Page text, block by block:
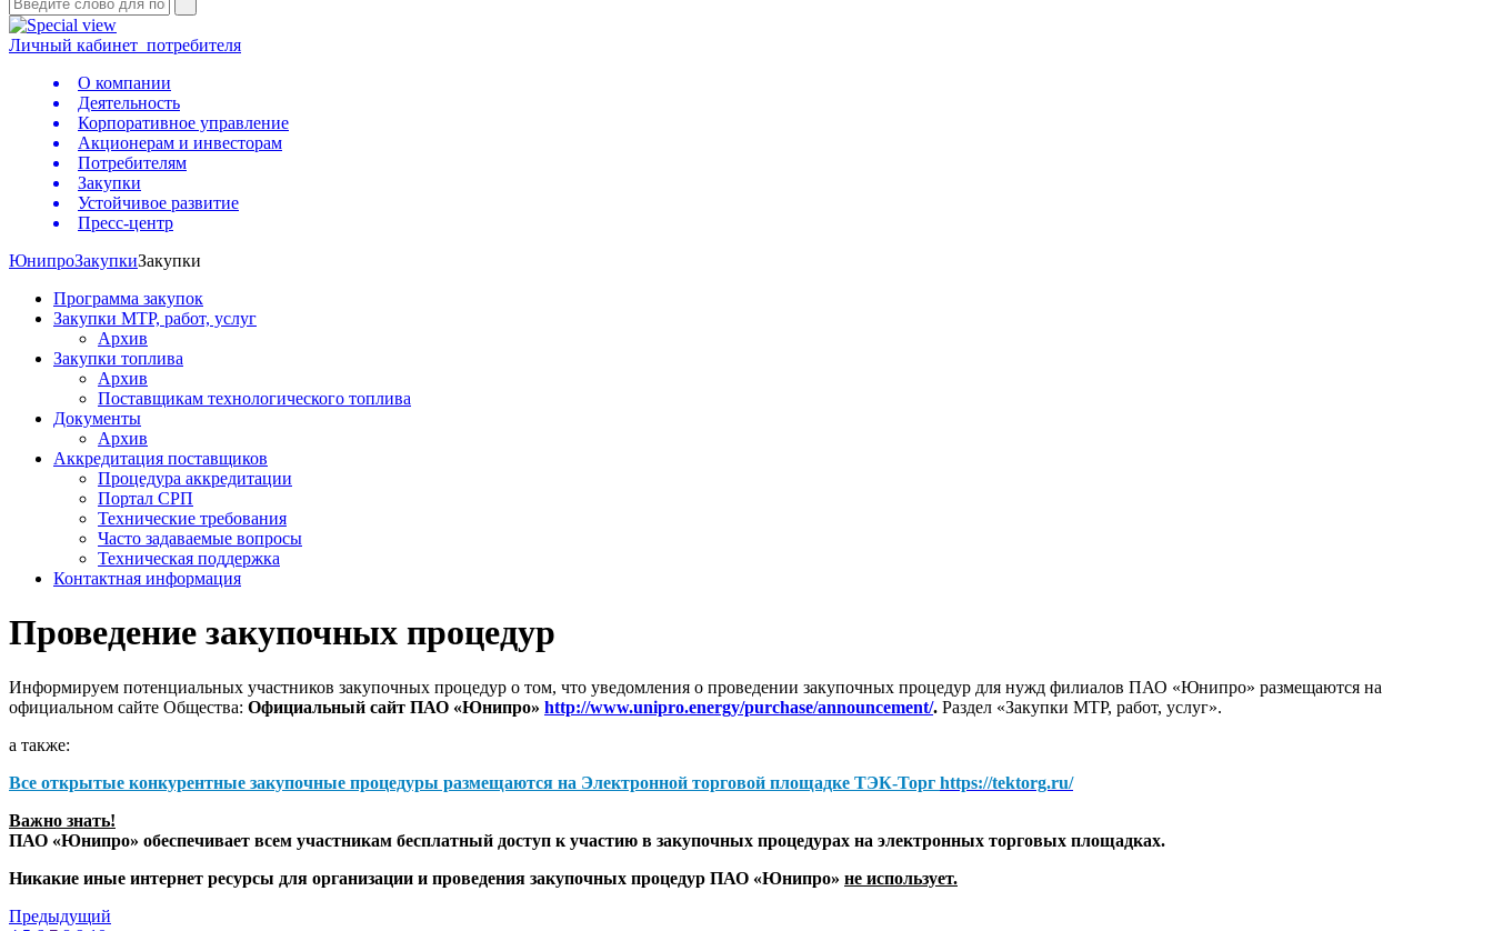
Личный кабинет потребителя
О компании
Деятельность
Корпоративное управление
Акционерам и инвесторам
Потребителям
Закупки
Устойчивое развитие
Пресс-центр
ЮнипроЗакупкиЗакупки
Программа закупок
Закупки МТР, работ, услуг
Архив
Закупки топлива
Архив
Поставщикам технологического топлива
Документы
Архив
Аккредитация поставщиков
Процедура аккредитации
Портал СРП
Технические требования
Часто задаваемые вопросы
Техническая поддержка
Контактная информация
Проведение закупочных процедур
Информируем потенциальных участников закупочных процедур о том, что уведомления о проведении закупочных процедур для нужд филиалов ПАО «Юнипро» размещаются на
официальном сайте Общества: Официальный сайт ПАО «Юнипро» http://www.unipro.energy/purchase/announcement/. Раздел «Закупки МТР, работ, услуг».
а также:
Все открытые конкурентные закупочные процедуры размещаются на Электронной торговой площадке ТЭК-Торг https://tektorg.ru/
Важно знать!
ПАО «Юнипро» обеспечивает всем участникам бесплатный доступ к участию в закупочных процедурах на электронных торговых площадках.
Никакие иные интернет ресурсы для организации и проведения закупочных процедур ПАО «Юнипро» не использует.
Предыдущий